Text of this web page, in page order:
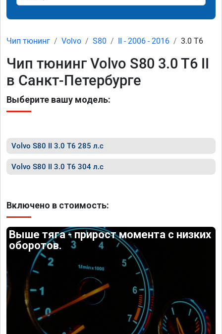
Чип тюнинг Volvo S80 II - 2006 - 2016 3.0 T6
Чип тюнинг Volvo S80 3.0 T6 II
в Санкт-Петербурге
Выберите вашу модель:
Volvo S80 II 3.0 T6 285 л.с
Volvo S80 II 3.0 T6 304 л.с
Включено в стоимость:
Выше тяга - прирост момента с низких
оборотов.